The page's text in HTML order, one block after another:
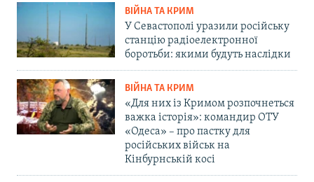
ВІЙНА ТА КРИМ
У Севастополі уразили російську
станцію радіоелектронної
боротьби: якими будуть наслідки
ВІЙНА ТА КРИМ
«Для них із Кримом розпочнеться
важка історія»: командир ОТУ
«Одеса» – про пастку для
російських військ на
Кінбурнській косі